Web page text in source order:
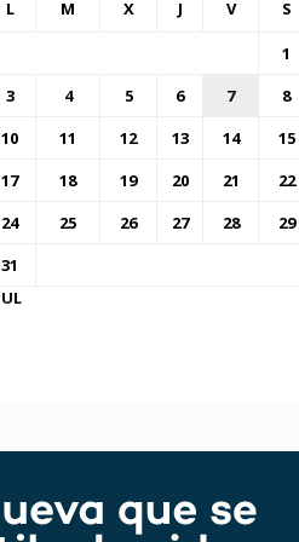
L M X J V S
1
3
4 5 6 7 8
10
11 12 13 14 15
17
18 19 20 21 22
24
25 26 27 28 29
31